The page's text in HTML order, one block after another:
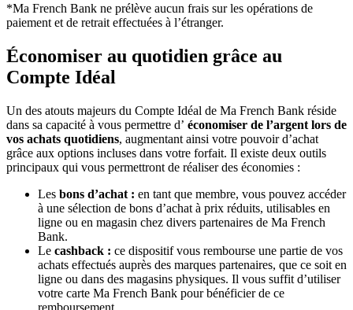
*Ma French Bank ne prélève aucun frais sur les opérations de
paiement et de retrait effectuées à l’étranger.
Économiser au quotidien grâce au
Compte Idéal
Un des atouts majeurs du Compte Idéal de Ma French Bank réside
dans sa capacité à vous permettre d’ économiser de l’argent lors de
vos achats quotidiens, augmentant ainsi votre pouvoir d’achat
grâce aux options incluses dans votre forfait. Il existe deux outils
principaux qui vous permettront de réaliser des économies :
Les bons d’achat : en tant que membre, vous pouvez accéder
à une sélection de bons d’achat à prix réduits, utilisables en
ligne ou en magasin chez divers partenaires de Ma French
Bank.
Le cashback : ce dispositif vous rembourse une partie de vos
achats effectués auprès des marques partenaires, que ce soit en
ligne ou dans des magasins physiques. Il vous suffit d’utiliser
votre carte Ma French Bank pour bénéficier de ce
remboursement.